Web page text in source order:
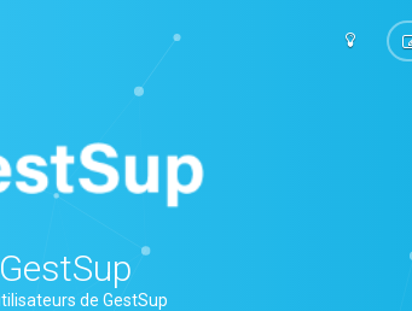
de GestSup